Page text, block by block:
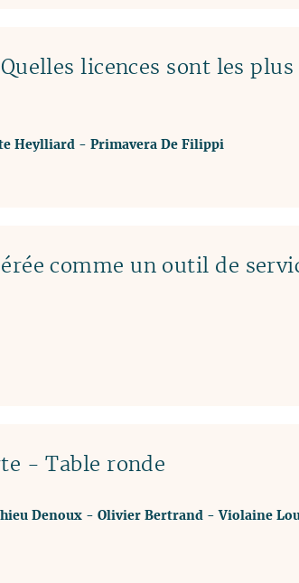
licences sont les
Heylliard - Primavera De Filippi
comme un outil de
- Table ronde
Denoux- Olivier Bertrand-Violaine